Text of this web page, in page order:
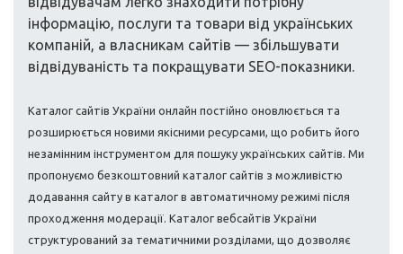
інформацію, послуги та товари від українських
компаній, а власникам сайтів — збільшувати
відвідуваність та покращувати SEO-показники.
Каталог сайтів України онлайн постійно оновлюється та
розширюється новими якісними ресурсами, що робить його
незамінним інструментом для пошуку українських сайтів. Ми
пропонуємо безкоштовний каталог сайтів з можливістю
додавання сайту в каталог в автоматичному режимі після
проходження модерації. Каталог вебсайтів України
структурований за тематичними розділами, що дозволяє